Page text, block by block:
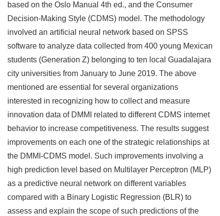
based on the Oslo Manual 4th ed., and the Consumer
Decision-Making Style (CDMS) model. The methodology
involved an artificial neural network based on SPSS
software to analyze data collected from 400 young Mexican
students (Generation Z) belonging to ten local Guadalajara
city universities from January to June 2019. The above
mentioned are essential for several organizations
interested in recognizing how to collect and measure
innovation data of DMMI related to different CDMS internet
behavior to increase competitiveness. The results suggest
improvements on each one of the strategic relationships at
the DMMI-CDMS model. Such improvements involving a
high prediction level based on Multilayer Perceptron (MLP)
as a predictive neural network on different variables
compared with a Binary Logistic Regression (BLR) to
assess and explain the scope of such predictions of the